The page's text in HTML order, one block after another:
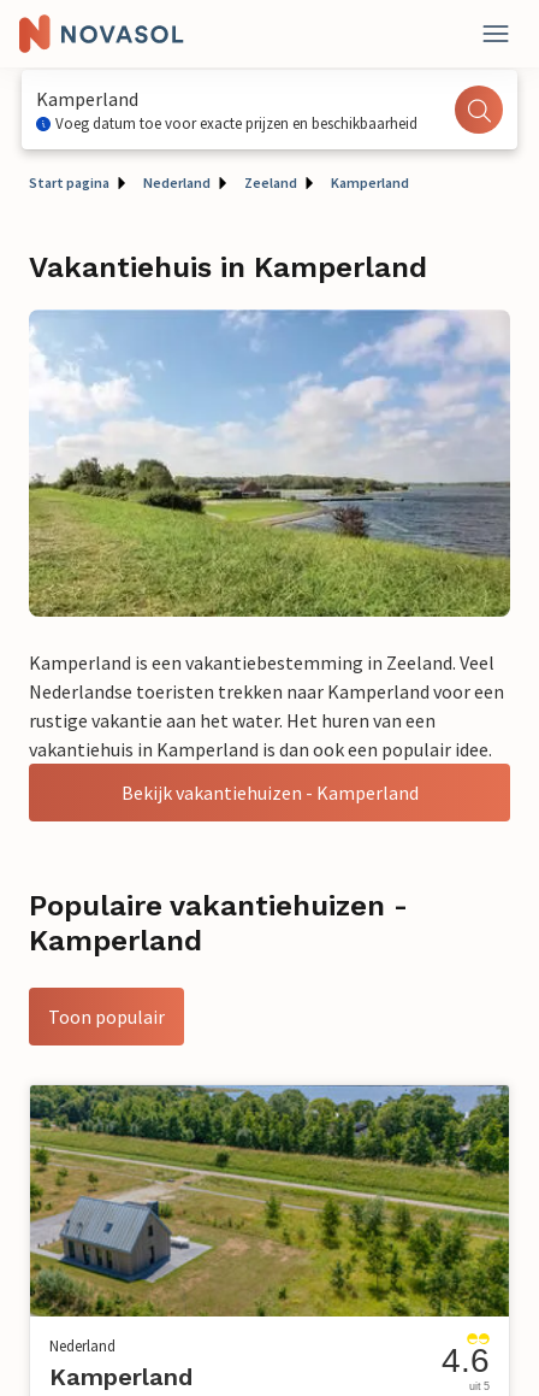
Kamperland
Voeg datum toe voor exacte prijzen en beschikbaarheid
Start pagina Nederland Zeeland Kamperland
Vakantiehuis in Kamperland
Kamperland is een vakantiebestemming in Zeeland. Veel
Nederlandse toeristen trekken naar Kamperland voor een
rustige vakantie aan het water. Het huren van een
vakantiehuis in Kamperland is dan ook een populair idee.
Bekijk vakantiehuizen - Kamperland
Populaire vakantiehuizen -
Kamperland
Toon populair
Nederland
Kamperland 4.6
uit 5